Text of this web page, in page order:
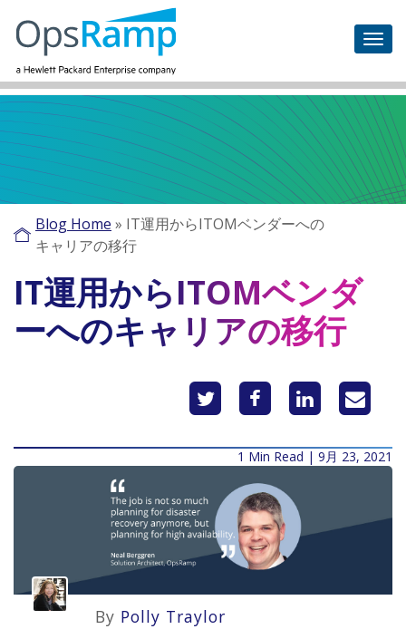
Blog Home » IT運用からITOMベンダーへの
キャリアの移行
IT運用からITOMベンダ
ーへのキャリアの移行
1 Min Read | 9月 23, 2021
By Polly Traylor